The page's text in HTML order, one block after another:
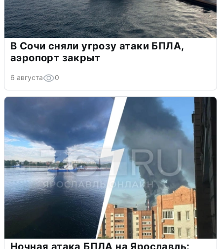
В Сочи сняли угрозу атаки БПЛА,
аэропорт закрыт
6 августа 0
Ночная атака БПЛА на Ярославль: